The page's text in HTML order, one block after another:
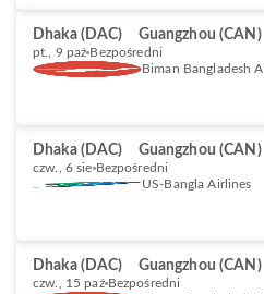
Dhaka (DAC) Guangzhou (CAN)
pt., 9 paź Bezpośredni
Biman Bangladesh
Dhaka (DAC) Guangzhou (CAN)
czw., 6 sie Bezpośredni
US-Bangla Airlines
Dhaka (DAC) Guangzhou (CAN)
czw., 15 paź Bezpośredni